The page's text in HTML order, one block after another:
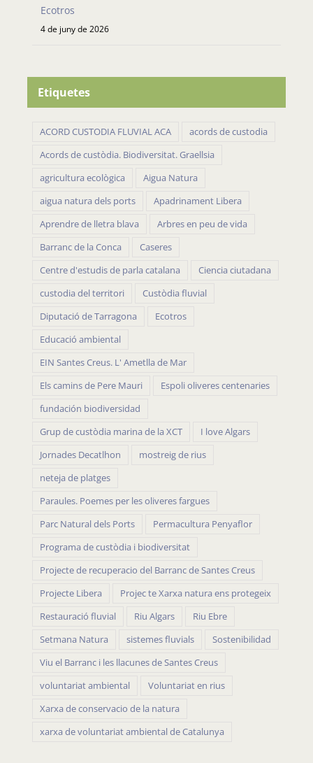
Ecotros
4 de juny de 2026
Etiquetes
ACORD CUSTODIA FLUVIAL ACA
acords de custodia
Acords de custòdia. Biodiversitat. Graellsia
agricultura ecològica
Aigua Natura
aigua natura dels ports
Apadrinament Libera
Aprendre de lletra blava
Arbres en peu de vida
Barranc de la Conca
Caseres
Centre d'estudis de parla catalana
Ciencia ciutadana
custodia del territori
Custòdia fluvial
Diputació de Tarragona
Ecotros
Educació ambiental
EIN Santes Creus. L' Ametlla de Mar
Els camins de Pere Mauri
Espoli oliveres centenaries
fundación biodiversidad
Grup de custòdia marina de la XCT
I love Algars
Jornades Decatlhon
mostreig de rius
neteja de platges
Paraules. Poemes per les oliveres fargues
Parc Natural dels Ports
Permacultura Penyaflor
Programa de custòdia i biodiversitat
Projecte de recuperacio del Barranc de Santes Creus
Projecte Libera
Projec te Xarxa natura ens protegeix
Restauració fluvial
Riu Algars
Riu Ebre
Setmana Natura
sistemes fluvials
Sostenibilidad
Viu el Barranc i les llacunes de Santes Creus
voluntariat ambiental
Voluntariat en rius
Xarxa de conservacio de la natura
xarxa de voluntariat ambiental de Catalunya